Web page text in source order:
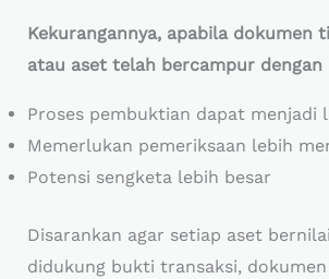
Kekurangannya, apabila dokumen
atau aset telah bercampur
Proses pembuktian dapat menjadi
Memerlukan pemeriksaan lebih
Potensi sengketa lebih besar
Disarankan agar setiap aset
didukung bukti transaksi,